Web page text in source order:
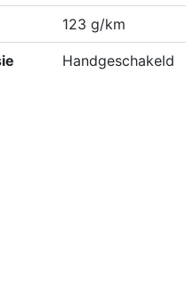
123 g/km
Handgeschakeld